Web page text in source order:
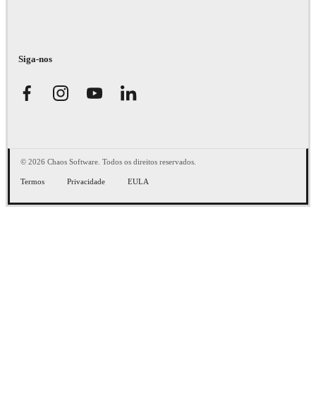
Siga-nos
© 2026 Chaos Software. Todos os direitos reservados.
Termos Privacidade EULA